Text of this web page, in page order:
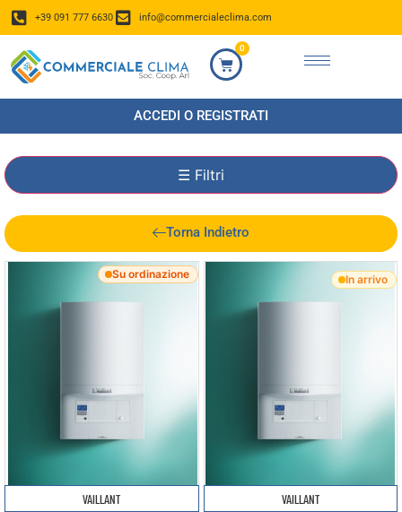
+39 091 777 6630 info@commercialeclima.com
0
ACCEDI O REGISTRATI
Torna Indietro
☰ Filtri
Su ordinazione
VAILLANT
In arrivo
VAILLANT